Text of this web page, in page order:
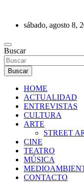
contenidosábado, agosto 8,
REVISTA DE PRENSA
Buscar
Buscar
HOME
ACTUALIDAD
ENTREVISTAS
CULTURA
ARTE
STREET
CINE
TEATRO
MÚSICA
CONTACTO